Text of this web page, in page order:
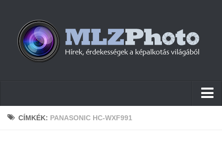
HírekCÍMKÉK: PANASONIC HC-WXF991